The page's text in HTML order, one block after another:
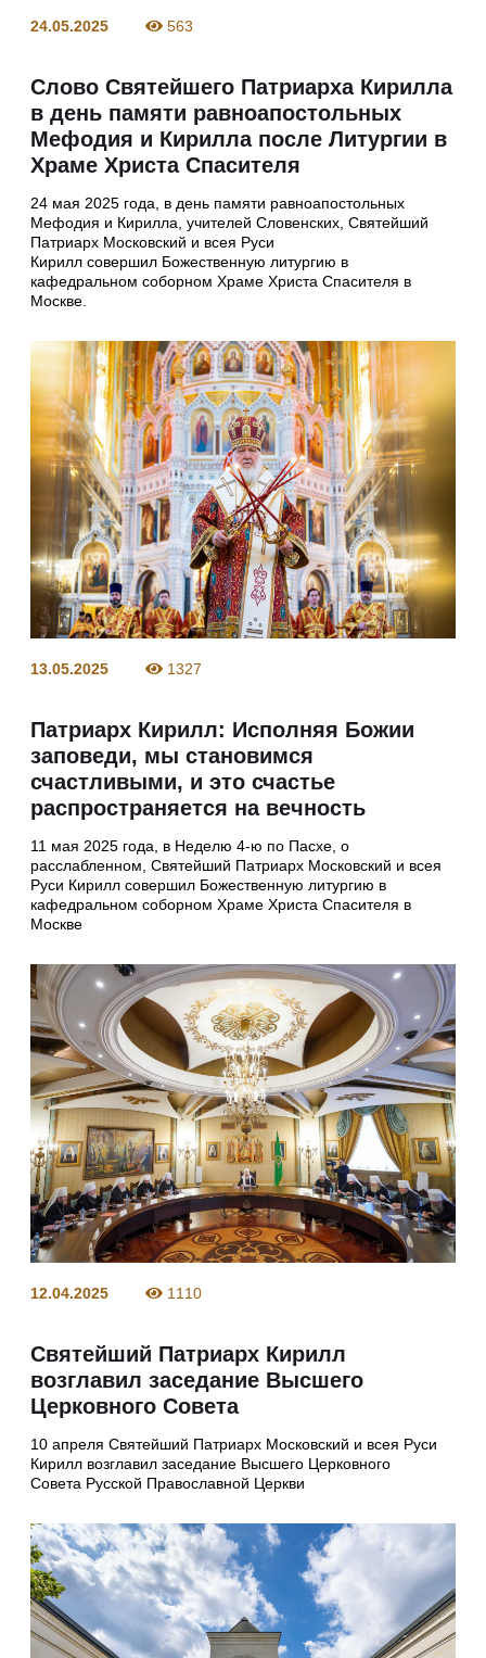
24.05.2025 563
Слово Святейшего Патриарха Кирилла
в день памяти равноапостольных
Мефодия и Кирилла после Литургии в
Храме Христа Спасителя
24 мая 2025 года, в день памяти равноапостольных
Мефодия и Кирилла, учителей Словенских, Святейший
Патриарх Московский и всея Руси
Кирилл совершил Божественную литургию в
кафедральном соборном Храме Христа Спасителя в
Москве.
13.05.2025 1327
Патриарх Кирилл: Исполняя Божии
заповеди, мы становимся
счастливыми, и это счастье
распространяется на вечность
11 мая 2025 года, в Неделю 4-ю по Пасхе, о
расслабленном, Святейший Патриарх Московский и всея
Руси Кирилл совершил Божественную литургию в
кафедральном соборном Храме Христа Спасителя в
Москве
12.04.2025 1110
Святейший Патриарх Кирилл
возглавил заседание Высшего
Церковного Совета
10 апреля Святейший Патриарх Московский и всея Руси
Кирилл возглавил заседание Высшего Церковного
Совета Русской Православной Церкви